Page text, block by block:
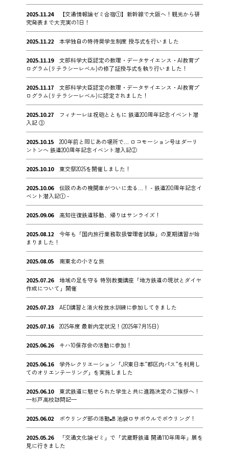
2025.11.24
【交通情報論ゼミ合宿①】新幹線で大阪へ！観光から研
究発表まで大充実の1日！
2025.11.22 本学独自の特待奨学生制度 授与式を行いました
2025.11.19
文部科学大臣認定の数理・データサイエンス・AI教育プ
ログラム(リテラシーレベル)の修了証授与式を執り行いました！
2025.11.17
文部科学大臣認定の数理・データサイエンス・AI教育プ
ログラム(リテラシーレベル)に認定されました！
2025.10.27
フィナーレは祝砲とともに 鉄道200周年記念イベント潜
入記 ③
2025.10.15
200年前と同じあの場所で… ロコモーション号はダーリ
ントンへ 鉄道200周年記念イベント潜入記②
2025.10.10 東交祭2025を開催しました！
2025.10.06
伝説のあの機関車がついに走る…！ - 鉄道200周年記念イ
ベント潜入記① -
2025.09.06 高知往復鉄道移動、帰りはサンライズ！
2025.08.12
今年も「国内旅行業務取扱管理者試験」の夏期講習が始
まりました！
2025.08.05 南東北の小さな旅
2025.07.26
地域の足を守る 特別教養講座「地方鉄道の現状とダイヤ
作成について」開催
2025.07.23 AED講習と消火栓放水訓練に参加してきました
2025.07.16 2025年度 最新内定状況！(2025年7月15日)
2025.06.26 キハ10保存会の活動に参加！
2025.06.16
学外レクリエーション「JR東日本”都区内パス”を利用し
てのオリエンテーリング」を実施しました
2025.06.10
東武鉄道に魅せられた学生と共に進路決定のご挨拶へ！
—杉戸高校訪問記—
2025.06.02 ボウリング部の活動🎳 池袋ロサボウルでボウリング！
2025.05.26
「交通文化論ゼミ」で「武蔵野鉄道 開通110年周年」展を
見に行きました